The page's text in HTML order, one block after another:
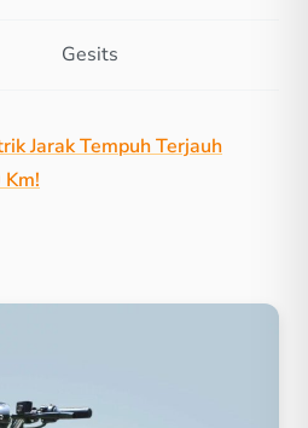
Gesits
Jarak Tempuh Terjauh